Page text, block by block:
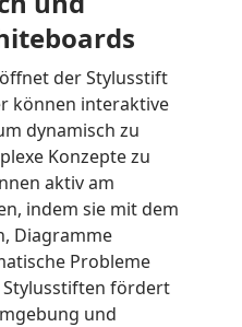
der Stylusstift
können interaktive
dynamisch zu
Konzepte zu
aktiv am
indem sie mit dem
Diagramme
Probleme
Stylusstiften fördert
und